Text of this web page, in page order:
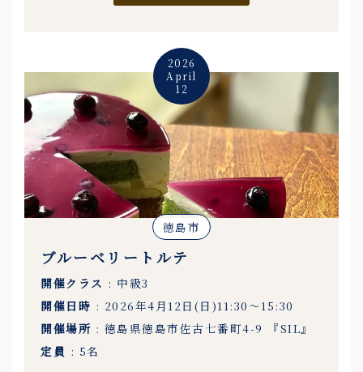
2026
April
12
徳島市
ブルーベリートルテ
開催クラス : 中級3
開催日時 : 2026年4月12日(日)11:30〜15:30
開催場所 : 徳島県徳島市佐古七番町4-9 『SIL』
定員 : 5名